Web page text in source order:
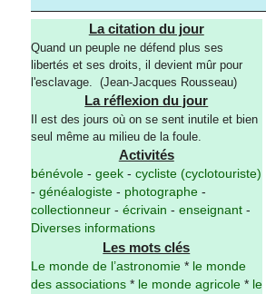
La citation du jour
Quand un peuple ne défend plus ses
libertés et ses droits, il devient mûr pour
l'esclavage. (Jean-Jacques Rousseau)
La réflexion du jour
Il est des jours où on se sent inutile et bien
seul même au milieu de la foule.
Activités
bénévole- geek- cycliste (cyclotouriste)
- généalogiste- photographe-
collectionneur- écrivain - enseignant-
Diverses informations
Les mots clés
Le monde de l’astronomie* le monde
des associations* le monde agricole* le